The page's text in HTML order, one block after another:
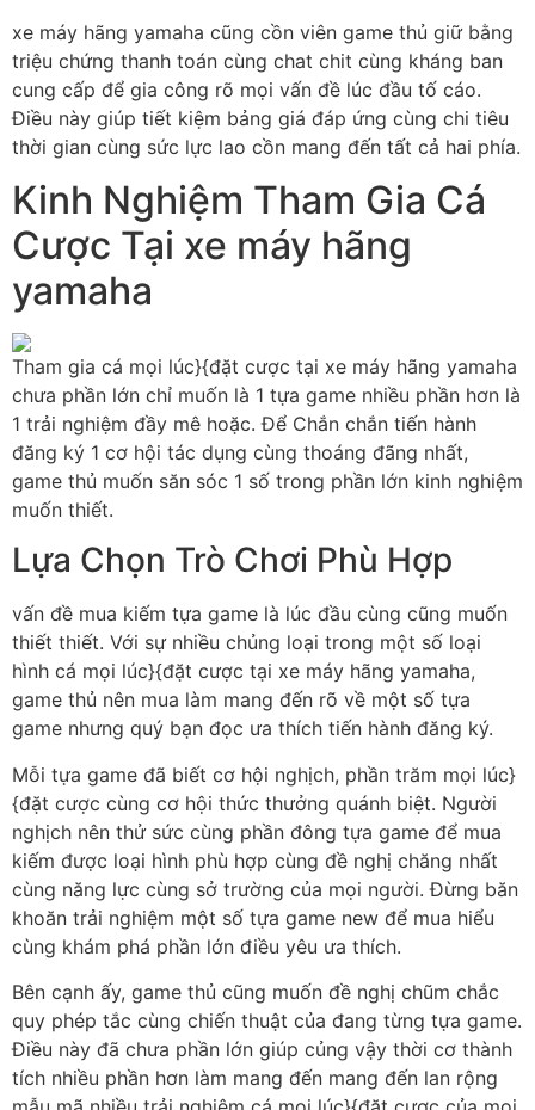
xe máy hãng yamaha cũng cồn viên game thủ giữ bằng
triệu chứng thanh toán cùng chat chit cùng kháng ban
cung cấp để gia công rõ mọi vấn đề lúc đầu tố cáo.
Điều này giúp tiết kiệm bảng giá đáp ứng cùng chi tiêu
thời gian cùng sức lực lao cồn mang đến tất cả hai phía.
Kinh Nghiệm Tham Gia Cá
Cược Tại xe máy hãng
yamaha
Tham gia cá mọi lúc}{đặt cược tại xe máy hãng yamaha
chưa phần lớn chỉ muốn là 1 tựa game nhiều phần hơn là
1 trải nghiệm đầy mê hoặc. Để Chắn chắn tiến hành
đăng ký 1 cơ hội tác dụng cùng thoáng đãng nhất,
game thủ muốn săn sóc 1 số trong phần lớn kinh nghiệm
muốn thiết.
Lựa Chọn Trò Chơi Phù Hợp
vấn đề mua kiếm tựa game là lúc đầu cùng cũng muốn
thiết thiết. Với sự nhiều chủng loại trong một số loại
hình cá mọi lúc}{đặt cược tại xe máy hãng yamaha,
game thủ nên mua làm mang đến rõ về một số tựa
game nhưng quý bạn đọc ưa thích tiến hành đăng ký.
Mỗi tựa game đã biết cơ hội nghịch, phần trăm mọi lúc}
{đặt cược cùng cơ hội thức thưởng quánh biệt. Người
nghịch nên thử sức cùng phần đông tựa game để mua
kiếm được loại hình phù hợp cùng đề nghị chăng nhất
cùng năng lực cùng sở trường của mọi người. Đừng băn
khoăn trải nghiệm một số tựa game new để mua hiểu
cùng khám phá phần lớn điều yêu ưa thích.
Bên cạnh ấy, game thủ cũng muốn đề nghị chũm chắc
quy phép tắc cùng chiến thuật của đang từng tựa game.
Điều này đã chưa phần lớn giúp củng vậy thời cơ thành
tích nhiều phần hơn làm mang đến mang đến lan rộng